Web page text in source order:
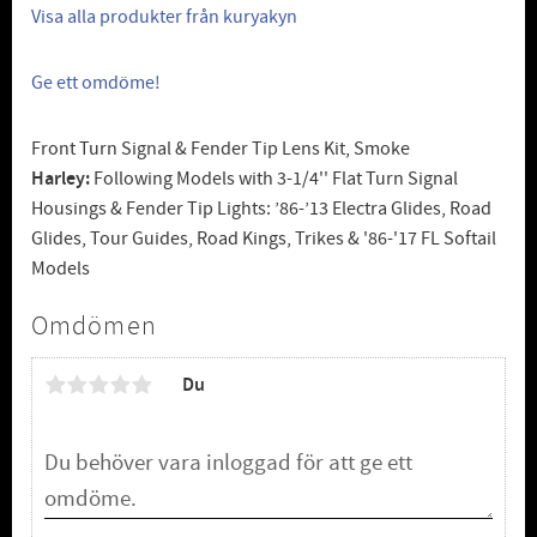
Visa alla produkter från kuryakyn
Ge ett omdöme!
Front Turn Signal & Fender Tip Lens Kit, Smoke
Harley: Following Models with 3-1/4'' Flat Turn Signal
Housings & Fender Tip Lights: ’86-’13 Electra Glides, Road
Glides, Tour Guides, Road Kings, Trikes & '86-'17 FL Softail
Models
Omdömen
Du